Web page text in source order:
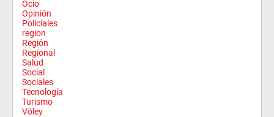
Ocio
Opinión
Policiales
region
Región
Regional
Salud
Social
Sociales
Tecnología
Turismo
Vóley